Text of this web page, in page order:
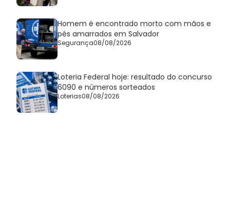
Homem é encontrado morto com mãos e
pés amarrados em Salvador
Segurança08/08/2026
Loteria Federal hoje: resultado do concurso
6090 e números sorteados
Loterias08/08/2026